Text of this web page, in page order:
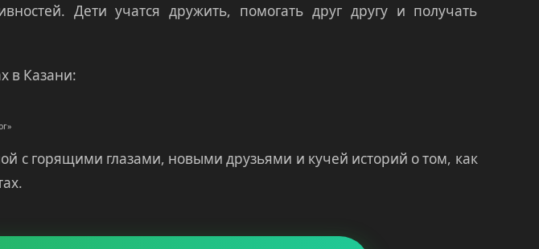
Дети учатся дружить, помогать друг другу и получать
в Казани:
с горящими глазами, новыми друзьями и кучей историй о том, как